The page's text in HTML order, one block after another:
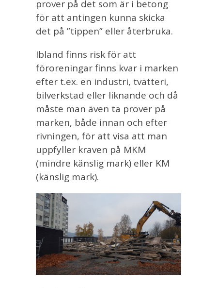
prover på det som är i betong
för att antingen kunna skicka
det på ”tippen” eller återbruka.
Ibland finns risk för att
föroreningar finns kvar i marken
efter t.ex. en industri, tvätteri,
bilverkstad eller liknande och då
måste man även ta prover på
marken, både innan och efter
rivningen, för att visa att man
uppfyller kraven på MKM
(mindre känslig mark) eller KM
(känslig mark).